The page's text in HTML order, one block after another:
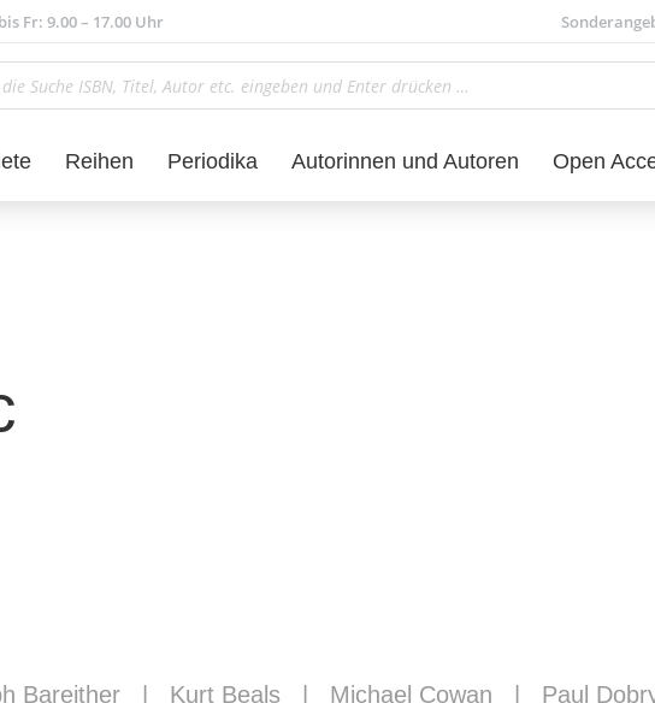
Fr: 9.00 – 17.00 Uhr
Reihen Periodika Autorinnen und Autoren Open
Bareither Kurt Beals Michael Cowan Paul